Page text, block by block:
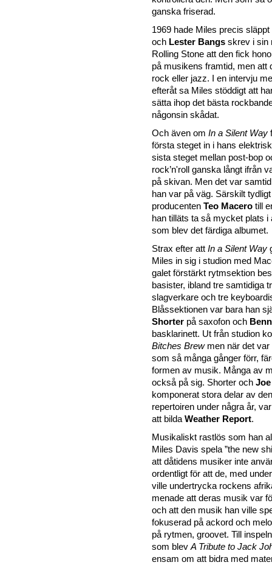
ganska friserad.
1969 hade Miles precis släppt
och Lester Bangs skrev i sin
Rolling Stone att den fick
på musikens framtid, men att
rock eller jazz. I en intervju
efteråt sa Miles stöddigt att
sätta ihop det bästa
någonsin skådat.
Och även om In a Silent Way
första steget in i hans
sista steget mellan post-bop
rock’n'roll ganska långt ifrån
på skivan. Men det var
han var på väg. Särskilt
producenten Teo Macero till
han tilläts ta så mycket plats i
som blev det färdiga albumet.
Strax efter att In a Silent Way
Miles in sig i studion med
galet förstärkt rytmsektion
basister, ibland tre samtidiga
slagverkare och tre
Blåssektionen var bara han
Shorter på saxofon och
basklarinett. Ut från studion
Bitches Brewmen när det var
som så många gånger förr,
formen av musik. Många av
också på sig. Shorter och
komponerat stora delar av
repertoiren under några år,
att bilda Weather Report.
Musikaliskt rastlös som han
Miles Davis spela the new
att dåtidens musiker inte
ordentligt för att de, med
ville undertrycka rockens
menade att deras musik var
och att den musik han ville
fokuserad på ackord och
på rytmen, groovet. Till
som blev A Tribute to Jack
ensam om att bidra med